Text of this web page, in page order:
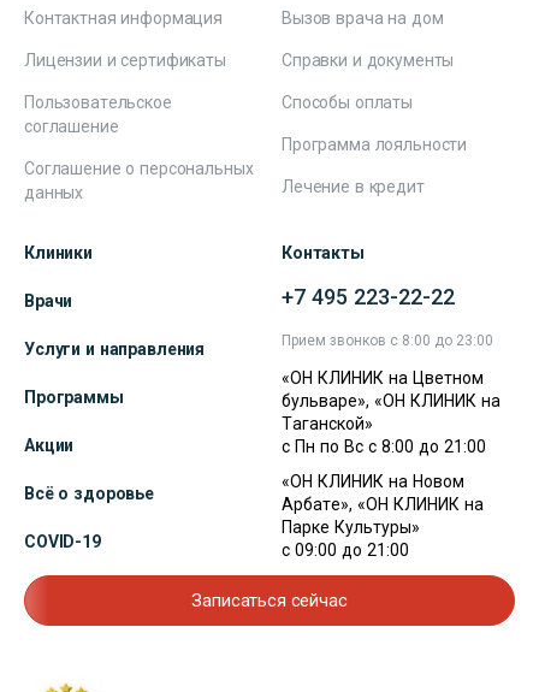
Контактная информация
Лицензии и сертификаты
Пользовательское
соглашение
Соглашение о персональных
данных
Вызов врача на дом
Справки и документы
Способы оплаты
Программа лояльности
Лечение в кредит
Клиники
Врачи
Услуги и направления
Программы
Акции
Всё о здоровье
COVID-19
Контакты
+7 495 223-22-22
Прием звонков с 8:00 до 23:00
«ОН КЛИНИК на Цветном
бульваре», «ОН КЛИНИК на
Таганской»
с Пн по Вс с 8:00 до 21:00
«ОН КЛИНИК на Новом
Арбате», «ОН КЛИНИК на
Парке Культуры»
с 09:00 до 21:00
Записаться сейчас